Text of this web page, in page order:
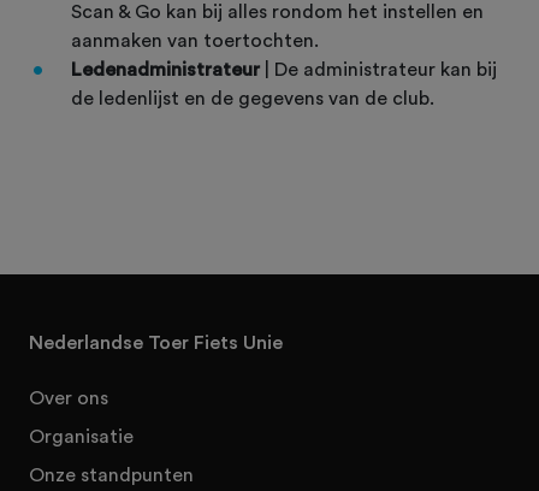
Scan & Go kan bij alles rondom het instellen en
aanmaken van toertochten.
Ledenadministrateur
| De administrateur kan bij
de ledenlijst en de gegevens van de club.
Nederlandse Toer Fiets Unie
Over ons
Organisatie
Onze standpunten